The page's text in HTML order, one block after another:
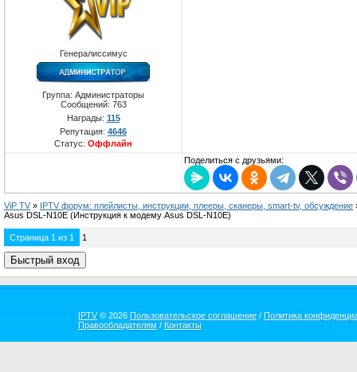
Генералиссимус
Группа: Администраторы
Сообщений: 763
Награды: 115
Репутация: 4646
Статус: Оффлайн
Поделиться с друзьями:
ViP TV » IPTV форум: плейлисты, инструкции, плееры, сканеры, smart-tv, обсуждение
Asus DSL-N10E (Инструкция к модему Asus DSL-N10E)
Страница 1 из 1 1
IPTV© 2026 Пользовательское соглашение / Политика
Правообладателям / Контакты